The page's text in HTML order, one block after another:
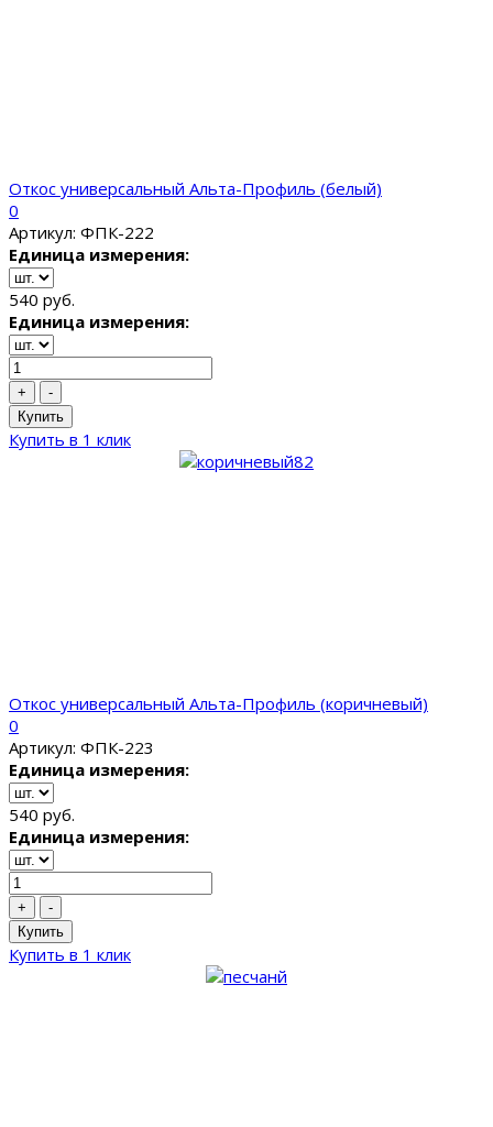
Откос универсальный Альта-Профиль (белый)
0
Артикул: ФПК-222
Единица измерения:
540 руб.
Единица измерения:
+
-
Купить
Купить в 1 клик
Откос универсальный Альта-Профиль (коричневый)
0
Артикул: ФПК-223
Единица измерения:
540 руб.
Единица измерения:
+
-
Купить
Купить в 1 клик